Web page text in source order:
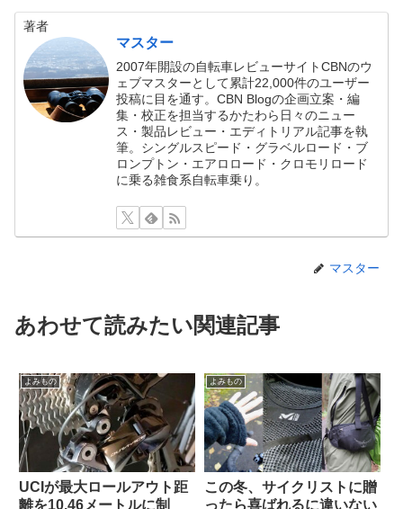
著者
マスター
2007年開設の自転車レビューサイトCBNのウ
ェブマスターとして累計22,000件のユーザー
投稿に目を通す。CBN Blogの企画立案・編
集・校正を担当するかたわら日々のニュー
ス・製品レビュー・エディトリアル記事を執
筆。シングルスピード・グラベルロード・ブ
ロンプトン・エアロロード・クロモリロード
に乗る雑食系自転車乗り。
マスター
あわせて読みたい関連記事
よみもの
UCIが最大ロールアウト距
離を10.46メートルに制
よみもの
この冬、サイクリストに贈
ったら喜ばれるに違いない